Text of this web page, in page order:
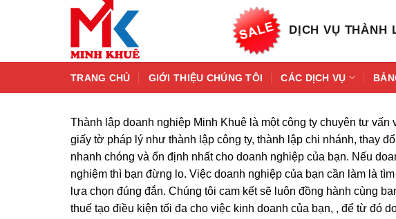
dung
DỊCH VỤ THÀNH
TRANG CHỦ GIỚI THIỆU CHÚNG TÔI CÁC DỊCH VỤ
Thành lập doanh nghiệp Minh Khuê là một công ty chuyên tư
giấy tờ pháp lý như thành lập công ty, thành lập chi nhánh, thay
nhanh chóng và ổn định nhất cho doanh nghiệp của bạn. Nếu
nghiệm thì bạn đừng lo. Việc doanh nghiệp của bạn cần làm là
lựa chọn đúng đắn. Chúng tôi cam kết sẽ luôn đồng hành cùng
thuế tạo điều kiện tối đa cho việc kinh doanh của bạn, , để từ đó